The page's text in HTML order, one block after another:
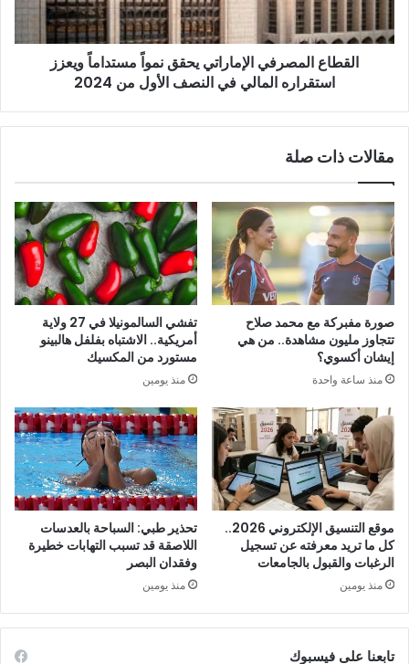
ويعزز
استقراره
المالي
القطاع المصرفي الإماراتي يحقق نمواً مستداماً ويعزز
استقراره المالي في النصف الأول من 2024
مقالات ذات صلة
صورة مفبركة مع محمد صلاح
تتجاوز مليون مشاهدة.. من هي
إيشان أكسوي؟
منذ ساعة واحدة
تفشي السالمونيلا في 27 ولاية
أمريكية.. الاشتباه بفلفل هالبينو
مستورد من المكسيك
منذ يومين
موقع التنسيق الإلكتروني 2026..
كل ما تريد معرفته عن تسجيل
الرغبات والقبول بالجامعات
منذ يومين
تحذير طبي: السباحة بالعدسات
اللاصقة قد تسبب التهابات خطيرة
وفقدان البصر
منذ يومين
تابعنا على فيسبوك